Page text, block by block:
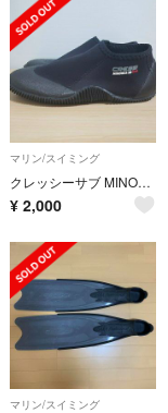
マリン/スイミング
クレッシーサブ MINORCA 3mm ショートブーツ
¥ 2,000
マリン/スイミング